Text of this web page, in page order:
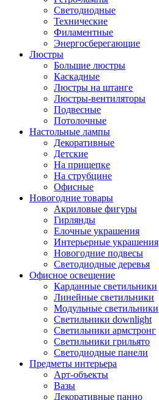
Светодиодные
Технические
Филаментные
Энергосберегающие
Люстры
Большие люстры
Каскадные
Люстры на штанге
Люстры-вентиляторы
Подвесные
Потолочные
Настольные лампы
Декоративные
Детские
На прищепке
На струбцине
Офисные
Новогодние товары
Акриловые фигуры
Гирлянды
Елочные украшения
Интерьерные украшения
Новогодние подвесы
Светодиодные деревья
Офисное освещение
Карданные светильники
Линейные светильники
Модульные светильники
Светильники downlight
Светильники армстронг
Светильники грильято
Светодиодные панели
Предметы интерьера
Арт-объекты
Вазы
Декоративные панно